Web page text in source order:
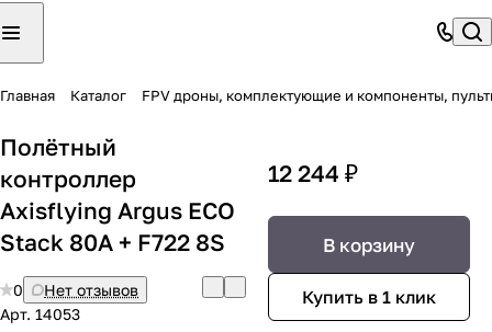
Главная Каталог FPV дроны, комплектующие и компоненты,
Полётный
контроллер
Axisflying Argus ECO
Stack 80A + F722 8S
0
Нет отзывов
Арт. 14053
12 244 ₽
В корзину
Купить в 1 клик